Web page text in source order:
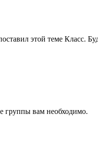
этой теме Класс.
группы вам необходимо.